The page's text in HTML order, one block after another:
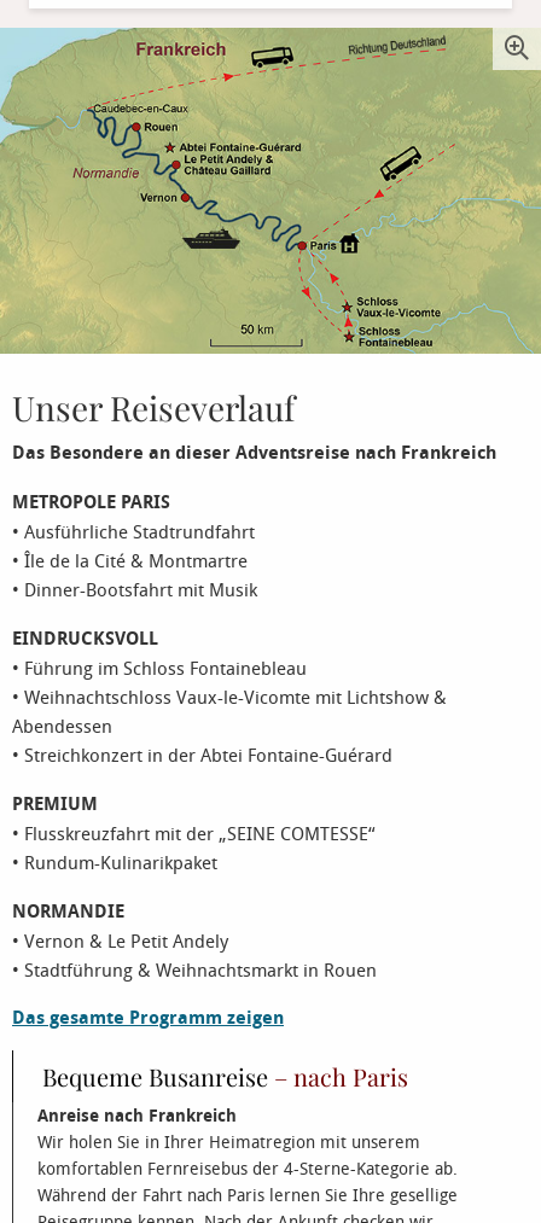
Unser Reiseverlauf
Das Besondere an dieser Adventsreise nach Frankreich
METROPOLE PARIS
• Ausführliche Stadtrundfahrt
• Île de la Cité & Montmartre
• Dinner-Bootsfahrt mit Musik
EINDRUCKSVOLL
• Führung im Schloss Fontainebleau
• Weihnachtschloss Vaux-le-Vicomte mit Lichtshow &
Abendessen
• Streichkonzert in der Abtei Fontaine-Guérard
PREMIUM
• Flusskreuzfahrt mit der „SEINE COMTESSE“
• Rundum-Kulinarikpaket
NORMANDIE
• Vernon & Le Petit Andely
• Stadtführung & Weihnachtsmarkt in Rouen
Das gesamte Programm zeigen
Bequeme Busanreise – nach Paris
Anreise nach Frankreich
Wir holen Sie in Ihrer Heimatregion mit unserem
komfortablen Fernreisebus der 4-Sterne-Kategorie ab.
Während der Fahrt nach Paris lernen Sie Ihre gesellige